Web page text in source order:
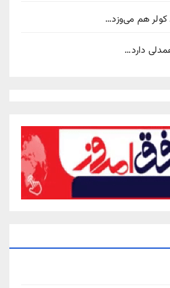
کولر هم می‌وزد…
دارد…